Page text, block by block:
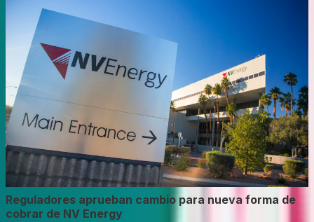
Reguladores aprueban cambio para nueva forma de
cobrar de NV Energy